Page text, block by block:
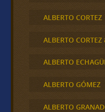
ALBERTO CORTEZ
ALBERTO CORTEZ
ALBERTO
ALBERTO GÓMEZ
ALBERTO